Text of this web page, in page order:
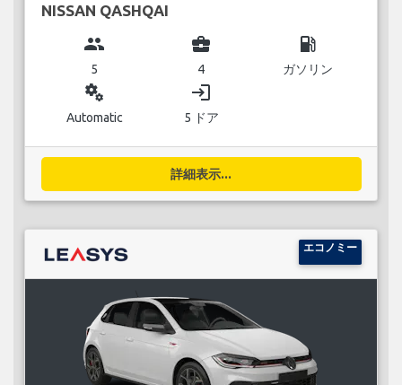
NISSAN QASHQAI
group
5
business_center
4
local_gas_station
ガソリン
miscellaneous_services
Automatic
login
5 ドア
詳細表示...
エコノミー